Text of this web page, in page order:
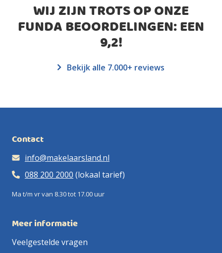
WIJ ZIJN TROTS OP ONZE
FUNDA BEOORDELINGEN: EEN
9,2!
Bekijk alle 7.000+ reviews
Contact
info@makelaarsland.nl
088 200 2000 (lokaal tarief)
Ma t/m vr van 8.30 tot 17.00 uur
Meer informatie
Veelgestelde vragen